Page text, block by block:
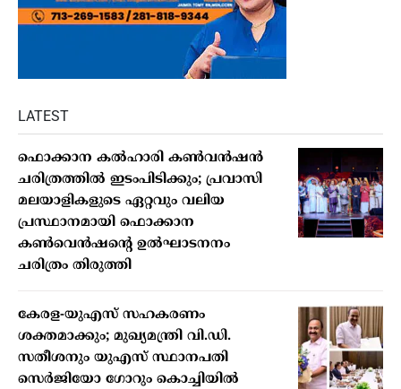
LATEST
ഫൊക്കാന കൽഹാരി കൺവൻഷൻ
ചരിത്രത്തിൽ ഇടംപിടിക്കും; പ്രവാസി
മലയാളികളുടെ ഏറ്റവും വലിയ
പ്രസ്ഥാനമായി ഫൊക്കാന
കൺവെൻഷന്റെ ഉൽഘാടനനം
ചരിത്രം തിരുത്തി
കേരള-യുഎസ് സഹകരണം
ശക്തമാക്കും; മുഖ്യമന്ത്രി വി.ഡി.
സതീശനും യുഎസ് സ്ഥാനപതി
സെർജിയോ ഗോറും കൊച്ചിയിൽ